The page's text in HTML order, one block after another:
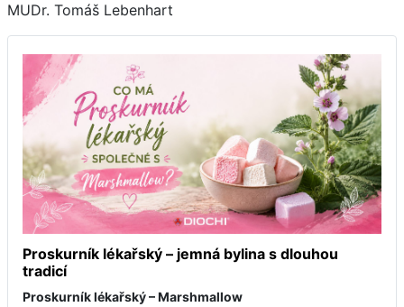
MUDr. Tomáš Lebenhart
Proskurník lékařský – jemná bylina s dlouhou
tradicí
Proskurník lékařský – Marshmallow